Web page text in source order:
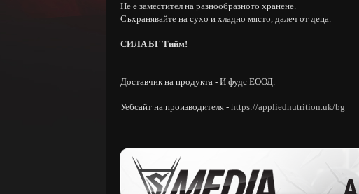
Не е заместител на разнообразното хранене.
Съхранявайте на сухо и хладно място, далеч от деца.
CИЛA БГ Tийм!
Доставчик на продукта - И фудс ЕООД.
Уебсайт на производителя - https://appliednutrition.uk/bg